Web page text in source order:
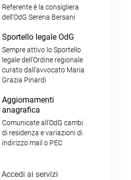
Referente è la consigliera
dell’OdG Serena Bersani
Sportello legale OdG
Sempre attivo lo Sportello
legale dell’Ordine regionale
curato dall’avvocato Maria
Grazia Pinardi
Aggiornamenti
anagrafica
Comunicate all’OdG cambi
di residenza e variazioni di
indirizzo mail o PEC
Accedi ai servizi